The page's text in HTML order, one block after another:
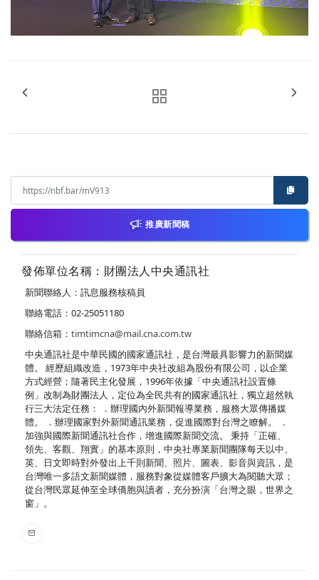
推廣新聞稿
發佈單位名稱：財團法人中央通訊社
新聞聯絡人：訊息服務核稿員
聯絡電話：02-25051180
聯絡信箱： timtimcna@mail.cna.com.tw
中央通訊社是中華民國的國家通訊社，是台灣最具影響力的新聞媒
體。 經歷組織改造，1973年中央社改組為股份有限公司，以企業
方式經營；隨著民主化發展，1996年依據「中央通訊社設置條
例」改制為財團法人，定位為全民共有的國家通訊社，獨立超然執
行三大法定任務： ．辦理國內外新聞報導業務，服務大眾傳播媒
體。 ．辦理國家對外新聞通訊業務，促進國際對台灣之瞭解。 ．
加強與國際新聞通訊社合作，增進國際新聞交流。 秉持「正確、
領先、客觀、翔實」的基本原則，中央社專業新聞團隊每天以中、
英、日文即時對外發出上千則新聞、照片、圖表、影音與資訊，是
台灣唯一多語文新聞媒體，服務對象從媒體客戶擴大為閱聽大眾；
從台灣民眾延伸至全球僑胞與讀者，充分扮演「台灣之眼，世界之
窗」。